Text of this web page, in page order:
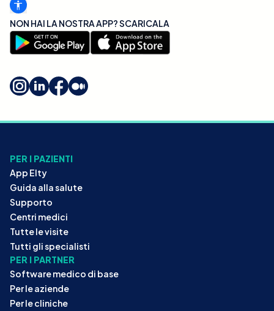
NON HAI LA NOSTRA APP? SCARICALA
PER I PAZIENTI
App Elty
Guida alla salute
Supporto
Centri medici
Tutte le visite
Tutti gli specialisti
PER I PARTNER
Software medico di base
Per le aziende
Per le cliniche